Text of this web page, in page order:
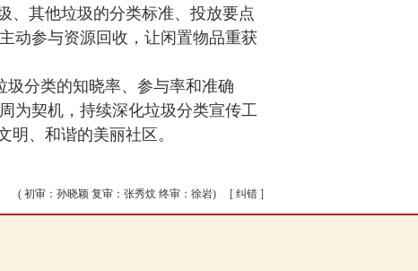
、其他垃圾的分类标准、投放要点
动参与资源回收，让闲置物品重获
分类的知晓率、参与率和准确
为契机，持续深化垃圾分类宣传工
、和谐的美丽社区。
[ 纠错 ]
( 初审：孙晓颖 复审：张秀炆 终审：徐岩)